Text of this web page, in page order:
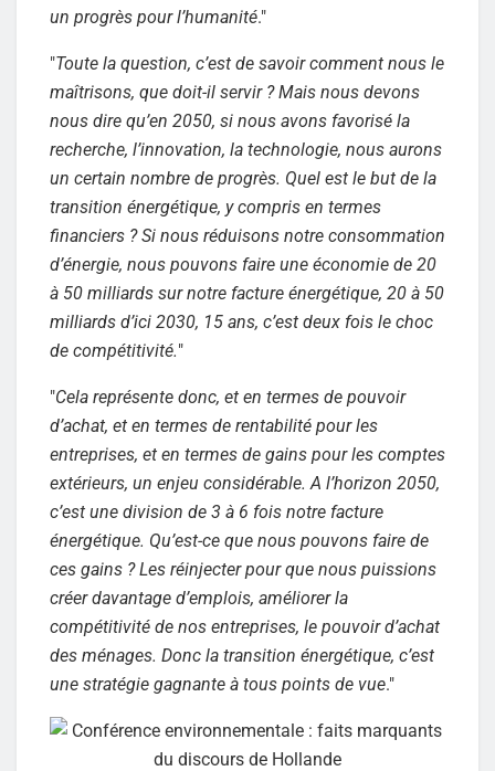
un progrès pour l’humanité."
"Toute la question, c’est de savoir comment nous le
maîtrisons, que doit-il servir ? Mais nous devons
nous dire qu’en 2050, si nous avons favorisé la
recherche, l’innovation, la technologie, nous aurons
un certain nombre de progrès. Quel est le but de la
transition énergétique, y compris en termes
financiers ? Si nous réduisons notre consommation
d’énergie, nous pouvons faire une économie de 20
à 50 milliards sur notre facture énergétique, 20 à 50
milliards d’ici 2030, 15 ans, c’est deux fois le choc
de compétitivité."
"Cela représente donc, et en termes de pouvoir
d’achat, et en termes de rentabilité pour les
entreprises, et en termes de gains pour les comptes
extérieurs, un enjeu considérable. A l’horizon 2050,
c’est une division de 3 à 6 fois notre facture
énergétique. Qu’est-ce que nous pouvons faire de
ces gains ? Les réinjecter pour que nous puissions
créer davantage d’emplois, améliorer la
compétitivité de nos entreprises, le pouvoir d’achat
des ménages. Donc la transition énergétique, c’est
une stratégie gagnante à tous points de vue."